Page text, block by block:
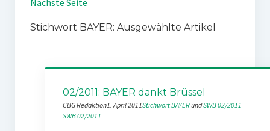
Nächste Seite
Stichwort BAYER: Ausgewählte Artikel
02/2011: BAYER dankt Brüssel
CBG Redaktion1. April 2011Stichwort BAYER und SWB 02/2011
SWB 02/2011